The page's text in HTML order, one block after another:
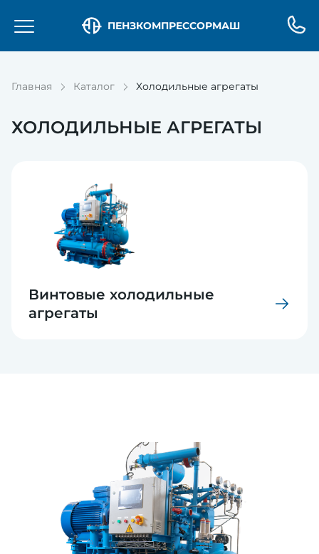
ПЕНЗКОМПРЕССОРМАШ
Главная Каталог Холодильные агрегаты
ХОЛОДИЛЬНЫЕ АГРЕГАТЫ
Винтовые холодильные
агрегаты